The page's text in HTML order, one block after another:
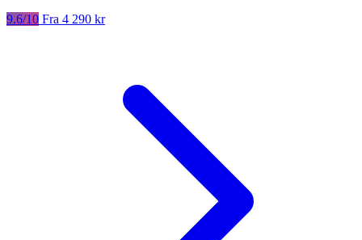
9.6/10 Fra 4 290 kr